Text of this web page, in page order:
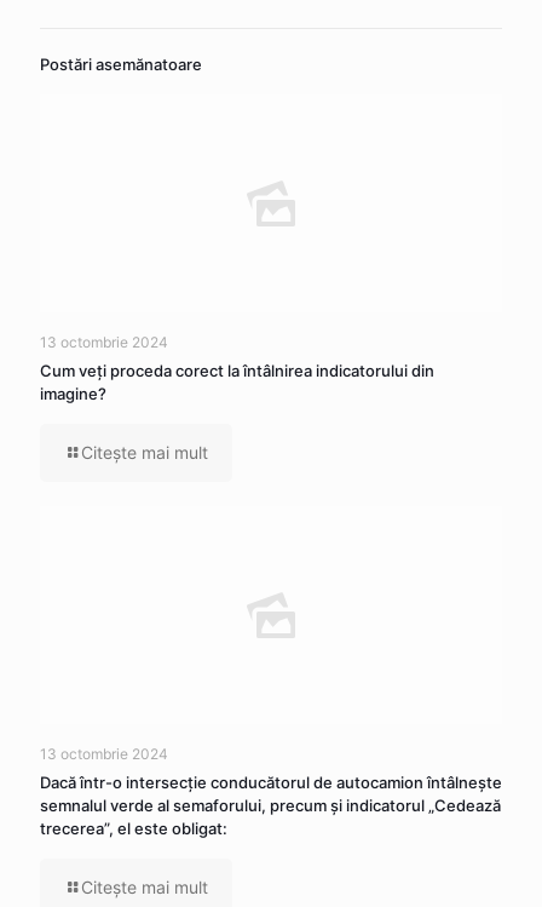
Postări asemănatoare
13 octombrie 2024
Cum veţi proceda corect la întâlnirea indicatorului din
imagine?
Citeşte mai mult
13 octombrie 2024
Dacă într-o intersecţie conducătorul de autocamion întâlneşte
semnalul verde al semaforului, precum şi indicatorul „Cedează
trecerea”, el este obligat:
Citeşte mai mult